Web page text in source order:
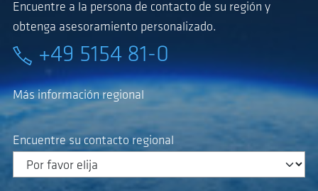
Encuentre a la persona de contacto de su región y
obtenga asesoramiento personalizado.
+49 5154 81-0
Más información regional
Encuentre su contacto regional